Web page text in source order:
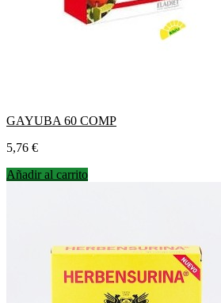
GAYUBA 60 COMP
Precio
5,76 €
Añadir al carrito